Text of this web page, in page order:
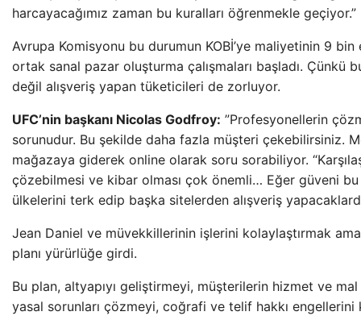
harcayacağımız zaman bu kuralları öğrenmekle geçiyor.”
Avrupa Komisyonu bu durumun KOBİ’ye maliyetinin 9 bin
ortak sanal pazar oluşturma çalışmaları başladı. Çünkü
değil alışveriş yapan tüketicileri de zorluyor.
UFC’nin başkanı Nicolas Godfroy: ”Profesyonellerin
sorunudur. Bu şekilde daha fazla müşteri çekebilirsiniz.
mağazaya giderek online olarak soru sorabiliyor.
çözebilmesi ve kibar olması çok önemli… Eğer güveni
ülkelerini terk edip başka sitelerden alışveriş
Jean Daniel ve müvekkillerinin işlerini kolaylaştırmak
planı yürürlüğe girdi.
Bu plan, altyapıyı geliştirmeyi, müşterilerin hizmet ve mal
yasal sorunları çözmeyi, coğrafi ve telif hakkı engellerini